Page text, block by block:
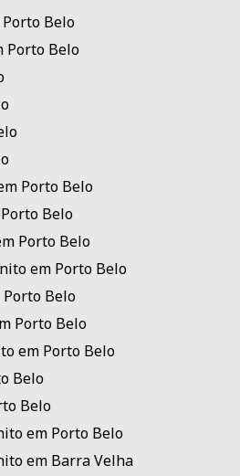
Belo
Porto Belo
Porto Belo
Belo
Porto Belo
em Porto Belo
Porto Belo
Porto Belo
em Porto Belo
Belo
Belo
em Porto Belo
em Barra Velha